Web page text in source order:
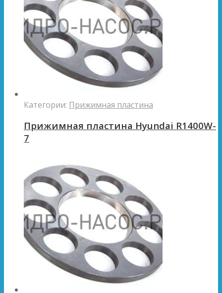
Категории: Прижимная пластина
Прижимная пластина Hyundai R1400W-
7